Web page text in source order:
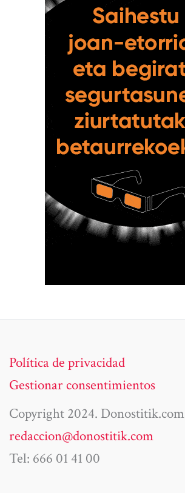
Política de privacidad
Gestionar consentimientos
Copyright 2024. Donostitik.com
redaccion@donostitik.com
Tel: 666 01 41 00